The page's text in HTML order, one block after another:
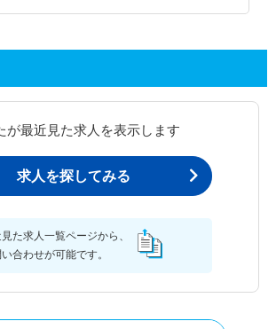
が最近見た求人を表示します
求人を探してみる
た求人一覧ページから、
合わせが可能です。